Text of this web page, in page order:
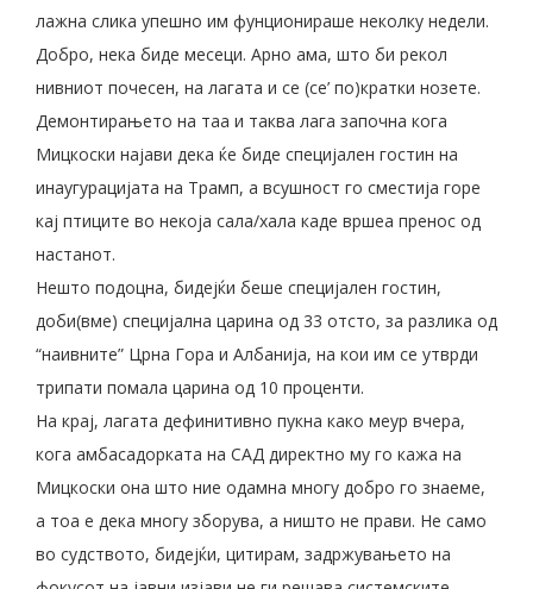
лажна слика упешно им фунционираше неколку недели.
Добро, нека биде месеци. Арно ама, што би рекол
нивниот почесен, на лагата и се (се’ по)кратки нозете.
Демонтирањето на таа и таква лага започна кога
Мицкоски најави дека ќе биде специјален гостин на
инаугурацијата на Трамп, а всушност го сместија горе
кај птиците во некоја сала/хала каде вршеа пренос од
настанот.
Нешто подоцна, бидејќи беше специјален гостин,
доби(вме) специјална царина од 33 отсто, за разлика од
“наивните” Црна Гора и Албанија, на кои им се утврди
трипати помала царина од 10 проценти.
На крај, лагата дефинитивно пукна како меур вчера,
кога амбасадорката на САД директно му го кажа на
Мицкоски она што ние одамна многу добро го знаеме,
а тоа е дека многу зборува, а ништо не прави. Не само
во судството, бидејќи, цитирам, задржувањето на